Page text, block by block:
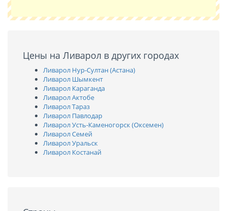
Цены на Ливарол в других городах
Ливарол Нур-Султан (Астана)
Ливарол Шымкент
Ливарол Караганда
Ливарол Актобе
Ливарол Тараз
Ливарол Павлодар
Ливарол Усть-Каменогорск (Оксемен)
Ливарол Семей
Ливарол Уральск
Ливарол Костанай